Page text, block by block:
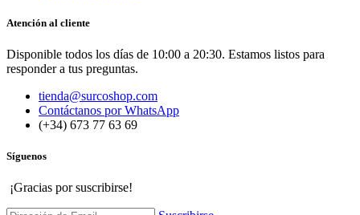
Atención al cliente
Disponible todos los días de 10:00 a 20:30. Estamos listos para
responder a tus preguntas.
tienda@surcoshop.com
Contáctanos por WhatsApp
(+34) 673 77 63 69
Síguenos
¡Gracias por suscribirse!